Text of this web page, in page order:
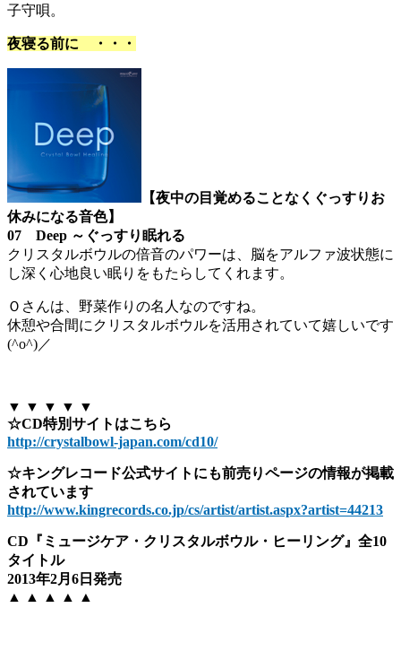
子守唄。
夜寝る前に ・・・
【夜中の目覚めることなくぐっすりお
休みになる音色】
07 Deep ～ぐっすり眠れる
クリスタルボウルの倍音のパワーは、脳をアルファ波状態に
し深く心地良い眠りをもたらしてくれます。
Ｏさんは、野菜作りの名人なのですね。
休憩や合間にクリスタルボウルを活用されていて嬉しいです
(^o^)／
▼ ▼ ▼ ▼ ▼
☆CD特別サイトはこちら
http://crystalbowl-japan.com/cd10/
☆キングレコード公式サイトにも前売りページの情報が掲載
されています
http://www.kingrecords.co.jp/cs/artist/artist.aspx?artist=44213
CD『ミュージケア・クリスタルボウル・ヒーリング』全10
タイトル
2013年2月6日発売
▲ ▲ ▲ ▲ ▲